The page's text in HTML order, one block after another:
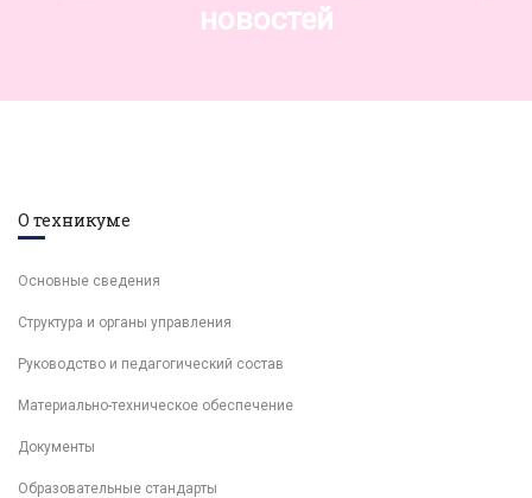
новостей
О техникуме
Основные сведения
Структура и органы управления
Руководство и педагогический состав
Материально-техническое обеспечение
Документы
Образовательные стандарты